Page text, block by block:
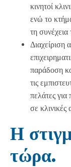
κινητοί
ενώ το
τη
Διαχείριση
παράδοση
τις
πελάτες
σε κλινικές
Η
τώρα.